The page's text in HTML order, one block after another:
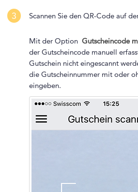
3 Scannen Sie den QR-Code auf
Mit der Option Gutscheincode
der Gutscheincode manuell
Gutschein nicht eingescannt
die Gutscheinnummer mit oder
eingeben.